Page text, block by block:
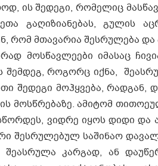
ის შედეგი, რომელიც
გაღიზიანებას, გულის
რომ მთავარია შესრულება და
მოსწავლეები იმასაც
შემდეგ, როგორც იქნა,
შედეგი მოჰყვება,
მოსწრებაზე. ამიტომ
ვიდრე იყოს დიდი და
შესრულებულ საშინაო
კარგად, ან